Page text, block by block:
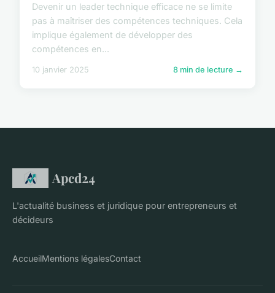
Devenir un leader technique efficace ne se limite
pas à maîtriser des compétences techniques. Cela
implique également de développer des
compétences en...
10 janvier 2025 8 min de lecture →
Apcd24
L'actualité business et juridique pour entrepreneurs et
décideurs
AccueilMentions légalesContact